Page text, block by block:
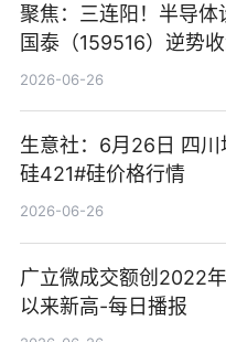
聚焦：三连阳！半导体
国泰（159516）逆势
3.5%，近10日累计净流
2026-06-26
生意社：6月26日 四川
硅421#硅价格行情
2026-06-26
广立微成交额创2022
以来新高-每日播报